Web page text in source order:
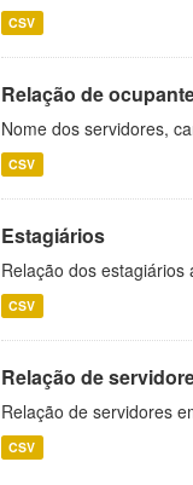
CSV
Relação de
Nome dos servidores,
CSV
Estagiários
Relação dos estagiários
CSV
Relação de
Relação de servidores
CSV